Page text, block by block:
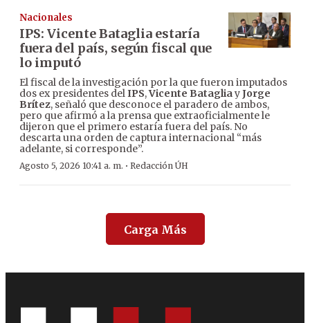
Nacionales
IPS: Vicente Bataglia estaría
fuera del país, según fiscal que
lo imputó
El fiscal de la investigación por la que fueron imputados
dos ex presidentes delIPS,Vicente BatagliayJorge
Brítez, señaló que desconoce el paradero de ambos,
pero que afirmó a la prensa que extraoficialmente le
dijeron que el primero estaría fuera del país. No
descarta una orden de captura internacional “más
adelante, si corresponde”.
Agosto 5, 2026 10:41 a. m. · Redacción ÚH
Carga Más